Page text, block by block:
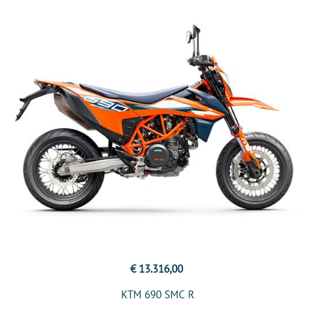
€ 13.316,00
KTM 690 SMC R